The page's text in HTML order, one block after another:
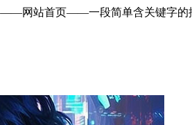
——网站首页——一段简单含关键字的